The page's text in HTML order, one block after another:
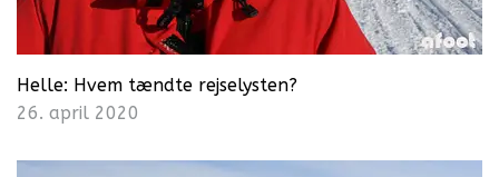
Helle: Hvem tændte rejselysten?
26. april 2020